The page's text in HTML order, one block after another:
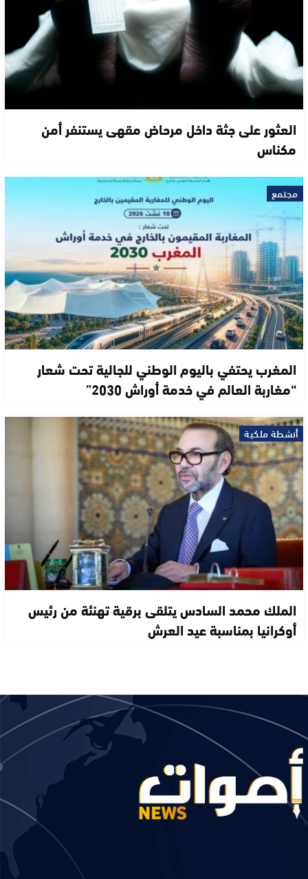
العثور على جثة داخل مرحاض مقهى يستنفر أمن
مكناس
مجتمع
المغرب يحتفي باليوم الوطني للجالية تحت شعار
“مغاربة العالم في خدمة أوراش 2030”
أنشطة ملكية
الملك محمد السادس يتلقى برقية تهنئة من رئيس
أوكرانيا بمناسبة عيد العرش